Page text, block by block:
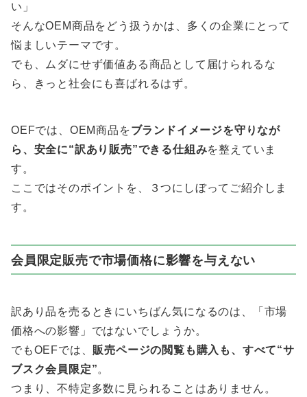
い」
そんなOEM商品をどう扱うかは、多くの企業にとって
悩ましいテーマです。
でも、ムダにせず価値ある商品として届けられるな
ら、きっと社会にも喜ばれるはず。
OEFでは、OEM商品をブランドイメージを守りなが
ら、安全に“訳あり販売”できる仕組みを整えていま
す。
ここではそのポイントを、３つにしぼってご紹介しま
す。
会員限定販売で市場価格に影響を与えない
訳あり品を売るときにいちばん気になるのは、「市場
価格への影響」ではないでしょうか。
でもOEFでは、 販売ページの閲覧も購入も、すべて“サ
ブスク会員限定”。
つまり、不特定多数に見られることはありません。